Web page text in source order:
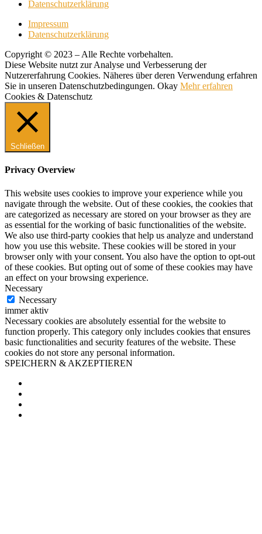
Datenschutzerklärung
Impressum
Datenschutzerklärung
Copyright © 2023 – Alle Rechte vorbehalten.
Diese Website nutzt zur Analyse und Verbesserung der
Nutzererfahrung Cookies. Näheres über deren Verwendung erfahren
Sie in unseren Datenschutzbedingungen. Okay Mehr erfahren
Cookies & Datenschutz
Schließen
Privacy Overview
This website uses cookies to improve your experience while you
navigate through the website. Out of these cookies, the cookies that
are categorized as necessary are stored on your browser as they are
as essential for the working of basic functionalities of the website.
We also use third-party cookies that help us analyze and understand
how you use this website. These cookies will be stored in your
browser only with your consent. You also have the option to opt-out
of these cookies. But opting out of some of these cookies may have
an effect on your browsing experience.
Necessary
Necessary
immer aktiv
Necessary cookies are absolutely essential for the website to
function properly. This category only includes cookies that ensures
basic functionalities and security features of the website. These
cookies do not store any personal information.
SPEICHERN & AKZEPTIEREN